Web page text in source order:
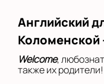
Фили
Английский
Коломенской
Welcome,
также их родители!